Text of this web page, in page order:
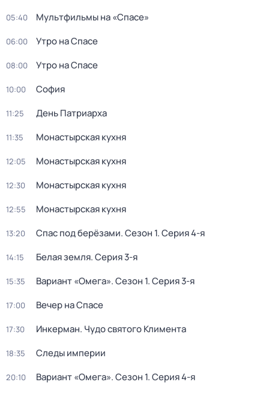
05:40 Мультфильмы на «Спасе»
06:00 Утро на Спасе
08:00 Утро на Спасе
10:00 София
11:25 День Патриарха
11:35 Монастырская кухня
12:05 Монастырская кухня
12:30 Монастырская кухня
12:55 Монастырская кухня
13:20 Спас под берёзами. Сезон 1. Серия 4-я
14:15 Белая земля. Серия 3-я
15:35 Вариант «Омега». Сезон 1. Серия 3-я
17:00 Вечер на Спасе
17:30 Инкерман. Чудо святого Климента
18:35 Следы империи
20:10 Вариант «Омега». Сезон 1. Серия 4-я